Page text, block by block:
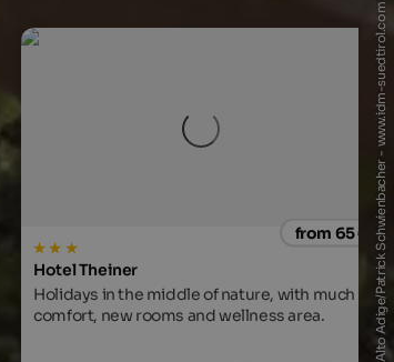
from 80
Pension Sonnenhof
In Meransen at Mt. Gitschberg. Familiar
atmosphere and excellent cuisine.
© IDM Südtirol-Alto Adige/Patrick Schwienbacher - www.idm-suedtirol.com